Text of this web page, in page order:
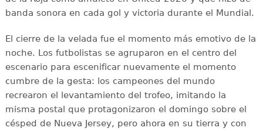
banda sonora en cada gol y victoria durante el Mundial.
El cierre de la velada fue el momento más emotivo de la
noche. Los futbolistas se agruparon en el centro del
escenario para escenificar nuevamente el momento
cumbre de la gesta: los campeones del mundo
recrearon el levantamiento del trofeo, imitando la
misma postal que protagonizaron el domingo sobre el
césped de Nueva Jersey, pero ahora en su tierra y con